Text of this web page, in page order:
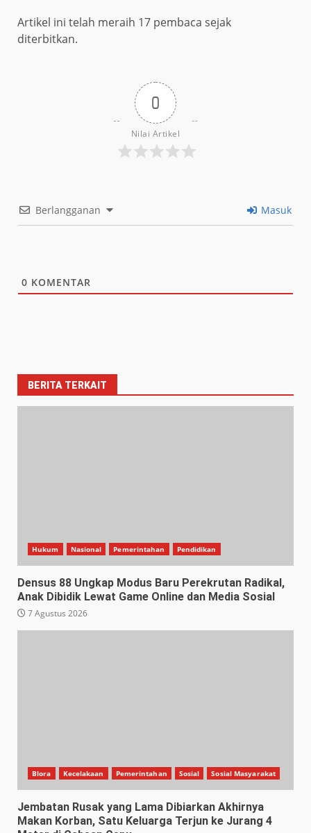
Artikel ini telah meraih 17 pembaca sejak
diterbitkan.
0
Nilai Artikel
Berlangganan Masuk
0 KOMENTAR
BERITA TERKAIT
Hukum Nasional Pemerintahan Pendidikan
Densus 88 Ungkap Modus Baru Perekrutan Radikal,
Anak Dibidik Lewat Game Online dan Media Sosial
7 Agustus 2026
Blora Kecelakaan Pemerintahan Sosial Sosial Masyarakat
Jembatan Rusak yang Lama Dibiarkan Akhirnya
Makan Korban, Satu Keluarga Terjun ke Jurang 4